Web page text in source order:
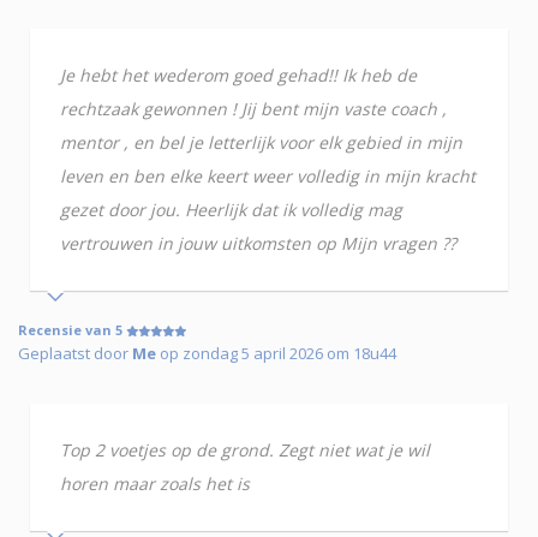
Je hebt het wederom goed gehad!! Ik heb de
rechtzaak gewonnen ! Jij bent mijn vaste coach ,
mentor , en bel je letterlijk voor elk gebied in mijn
leven en ben elke keert weer volledig in mijn kracht
gezet door jou. Heerlijk dat ik volledig mag
vertrouwen in jouw uitkomsten op Mijn vragen ??
Recensie van 5
Geplaatst door Me op zondag 5 april 2026 om 18u44
Top 2 voetjes op de grond. Zegt niet wat je wil
horen maar zoals het is